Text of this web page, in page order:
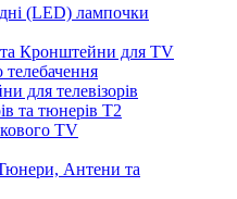
(LED) лампочки
Кронштейни для TV
для телевізорів
та тюнерів T2
TV
Антени та